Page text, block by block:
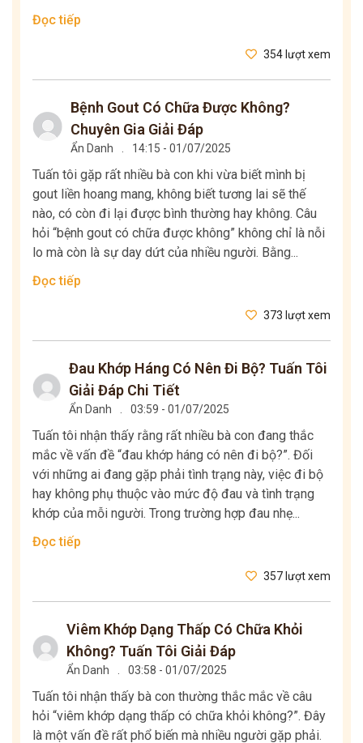
Đọc tiếp
354 lượt xem
Bệnh Gout Có Chữa Được Không?
Chuyên Gia Giải Đáp
Ẩn Danh 14:15 - 01/07/2025
Tuấn tôi gặp rất nhiều bà con khi vừa biết mình bị
gout liền hoang mang, không biết tương lai sẽ thế
nào, có còn đi lại được bình thường hay không. Câu
hỏi “bệnh gout có chữa được không” không chỉ là nỗi
lo mà còn là sự day dứt của nhiều người. Bằng...
Đọc tiếp
373 lượt xem
Đau Khớp Háng Có Nên Đi Bộ? Tuấn Tôi
Giải Đáp Chi Tiết
Ẩn Danh 03:59 - 01/07/2025
Tuấn tôi nhận thấy rằng rất nhiều bà con đang thắc
mắc về vấn đề “đau khớp háng có nên đi bộ?”. Đối
với những ai đang gặp phải tình trạng này, việc đi bộ
hay không phụ thuộc vào mức độ đau và tình trạng
khớp của mỗi người. Trong trường hợp đau nhẹ...
Đọc tiếp
357 lượt xem
Viêm Khớp Dạng Thấp Có Chữa Khỏi
Không? Tuấn Tôi Giải Đáp
Ẩn Danh 03:58 - 01/07/2025
Tuấn tôi nhận thấy bà con thường thắc mắc về câu
hỏi “viêm khớp dạng thấp có chữa khỏi không?”. Đây
là một vấn đề rất phổ biến mà nhiều người gặp phải.